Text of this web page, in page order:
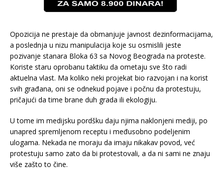
Opozicija ne prestaje da obmanjuje javnost dezinformacijama,
a poslednja u nizu manipulacija koje su osmislili jeste
pozivanje stanara Bloka 63 sa Novog Beograda na proteste.
Koriste staru oprobanu taktiku da ometaju sve što radi
aktuelna vlast. Ma koliko neki projekat bio razvojan i na korist
svih građana, oni se odnekud pojave i počnu da protestuju,
pričajući da time brane duh grada ili ekologiju.
U tome im medijsku pordšku daju njima naklonjeni mediji, po
unapred spremljenom receptu i međusobno podeljenim
ulogama. Nekada ne moraju da imaju nikakav povod, već
protestuju samo zato da bi protestovali, a da ni sami ne znaju
više zašto to čine.